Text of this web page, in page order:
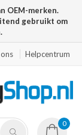
OEM-merken.
gebruikt om
Helpcentrum
0